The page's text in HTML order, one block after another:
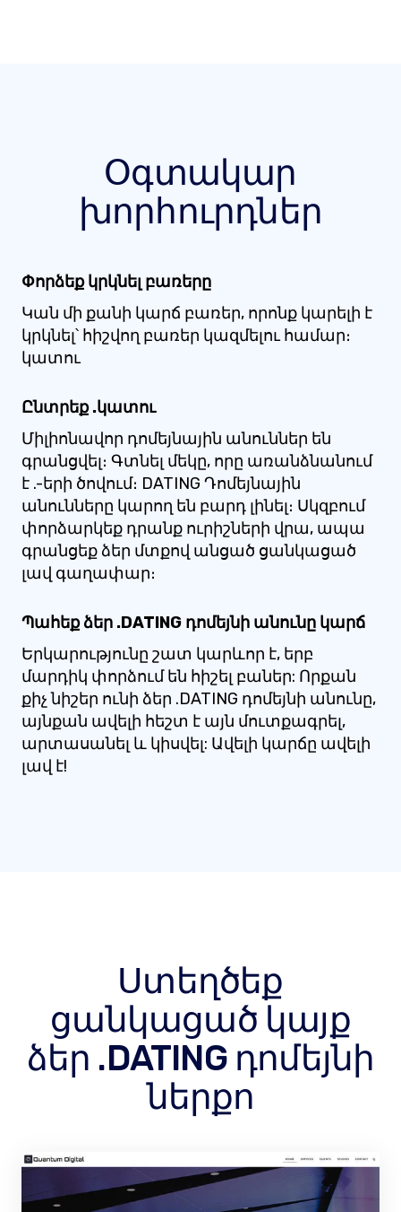
Օգտակար
խորհուրդներ
Փորձեք կրկնել բառերը
Կան մի քանի կարճ բառեր, որոնք կարելի է
կրկնել՝ հիշվող բառեր կազմելու համար։
կատու
Ընտրեք .կատու
Միլիոնավոր դոմեյնային անուններ են
գրանցվել։ Գտնել մեկը, որը առանձնանում
է .-երի ծովում։ DATING Դոմեյնային
անունները կարող են բարդ լինել։ Սկզբում
փորձարկեք դրանք ուրիշների վրա, ապա
գրանցեք ձեր մտքով անցած ցանկացած
լավ գաղափար։
Պահեք ձեր .DATING դոմեյնի անունը կարճ
Երկարությունը շատ կարևոր է, երբ
մարդիկ փորձում են հիշել բաներ: Որքան
քիչ նիշեր ունի ձեր .DATING դոմեյնի անունը,
այնքան ավելի հեշտ է այն մուտքագրել,
արտասանել և կիսվել: Ավելի կարճը ավելի
լավ է!
Ստեղծեք
ցանկացած կայք
ձեր .DATING դոմեյնի
ներքո